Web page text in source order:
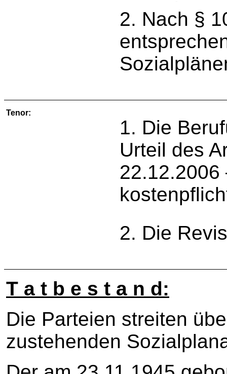
2. Nach §
Tenor:
1. Die
Urteil des
22.12.2006
2. Die
T a t b e s t a n d:
Die Parteien streiten
zustehenden